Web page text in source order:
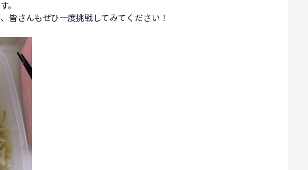
。
皆さんもぜひ一度挑戦してみてください！